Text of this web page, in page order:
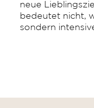
neue
bedeutet nicht,
sondern